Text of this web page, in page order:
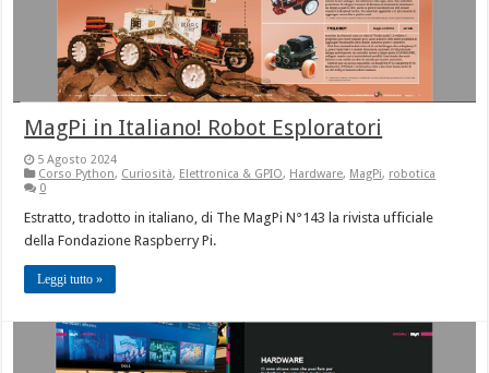
MagPi in Italiano! Robot Esploratori
5 Agosto 2024
Corso Python, Curiosità, Elettronica & GPIO, Hardware, MagPi, robotica
0
Estratto, tradotto in italiano, di The MagPi N°143 la rivista ufficiale
della Fondazione Raspberry Pi.
Leggi tutto »